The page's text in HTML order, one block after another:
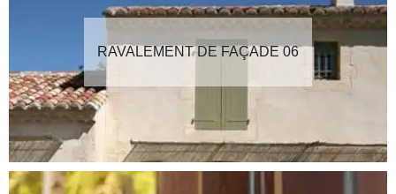
RAVALEMENT DE FAÇADE 06